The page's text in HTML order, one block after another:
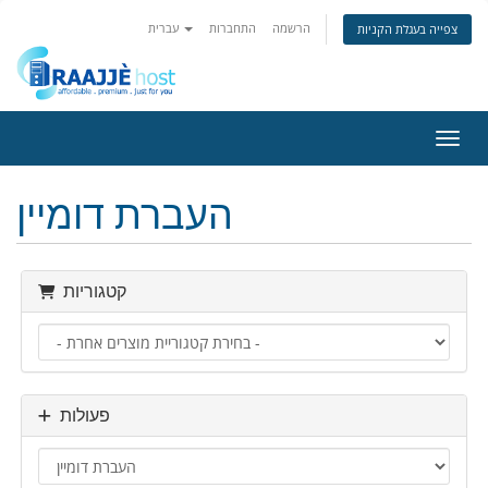
התחברות הרשמה צפייה בעגלת הקניות
העברת דומיין
קטגוריות
פעולות